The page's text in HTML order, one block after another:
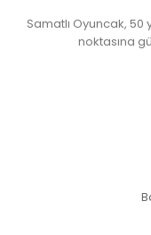
Samatlı Oyuncak, 50
noktasına